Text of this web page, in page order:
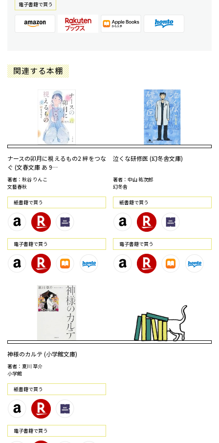
電⼦書籍で買う
関連する本棚
ナースの卯月に視えるもの2 絆をつな
ぐ (文春文庫 あ 9…
著者：秋谷 りんこ
文藝春秋
紙書籍で買う
電⼦書籍で買う
泣くな研修医 (幻冬舎文庫)
著者：中山 祐次郎
幻冬舎
紙書籍で買う
電⼦書籍で買う
神様のカルテ (小学館文庫)
著者：夏川 草介
小学館
紙書籍で買う
電⼦書籍で買う